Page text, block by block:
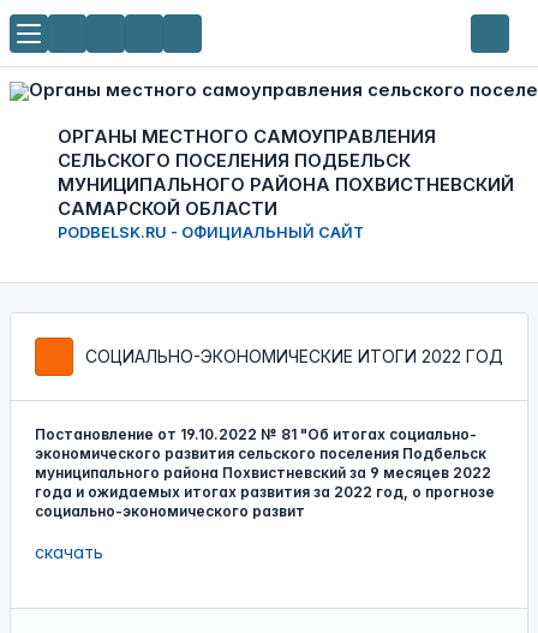
ОРГАНЫ МЕСТНОГО САМОУПРАВЛЕНИЯ
СЕЛЬСКОГО ПОСЕЛЕНИЯ ПОДБЕЛЬСК
МУНИЦИПАЛЬНОГО РАЙОНА ПОХВИСТНЕВСКИЙ
САМАРСКОЙ ОБЛАСТИ
PODBELSK.RU - ОФИЦИАЛЬНЫЙ САЙТ
СОЦИАЛЬНО-ЭКОНОМИЧЕСКИЕ ИТОГИ 2022 ГОД
Постановление от 19.10.2022 № 81 "Об итогах социально-
экономического развития сельского поселения Подбельск
муниципального района Похвистневский за 9 месяцев 2022
года и ожидаемых итогах развития за 2022 год, о прогнозе
социально-экономического развит
скачать